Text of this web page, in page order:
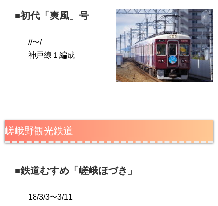
■初代「爽風」号
//〜/
神戸線１編成
嵯峨野観光鉄道
■鉄道むすめ「嵯峨ほづき」
18/3/3〜3/11